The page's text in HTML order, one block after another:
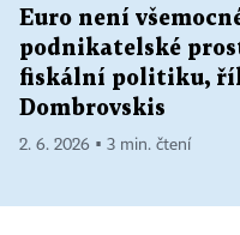
Euro není
podnikatelské
fiskální politiku,
Dombrovskis
2. 6. 2026 ▪ 3 min. čtení